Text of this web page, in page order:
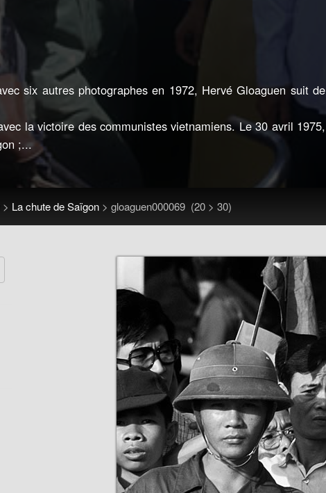
six autres photographes en 1972, Hervé Gloaguen suit de
la victoire des communistes vietnamiens. Le 30 avril 1975,
;...
> La chute de Saïgon > gloaguen000069 (20 > 30)